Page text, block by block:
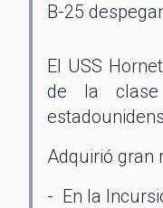
B-25
El USS
de la clase
Adquirió gran
- En la